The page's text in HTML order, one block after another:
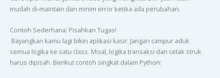
mudah di-maintain dan minim error ketika ada perubahan.
Contoh Sederhana: Pisahkan Tugas!
Bayangkan kamu lagi bikin aplikasi kasir. Jangan campur aduk
semua logika ke satu class. Misal, logika transaksi dan cetak struk
harus dipisah. Berikut contoh singkat dalam Python: